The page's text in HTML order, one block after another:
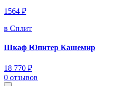
1564 ₽
в Сплит
Шкаф Юпитер Кашемир
18 770 ₽
0 отзывов